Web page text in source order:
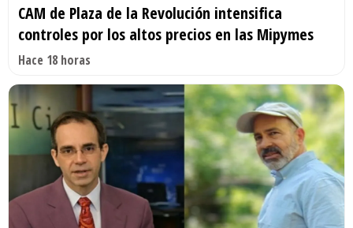
CAM de Plaza de la Revolución intensifica
controles por los altos precios en las Mipymes
Hace 18 horas